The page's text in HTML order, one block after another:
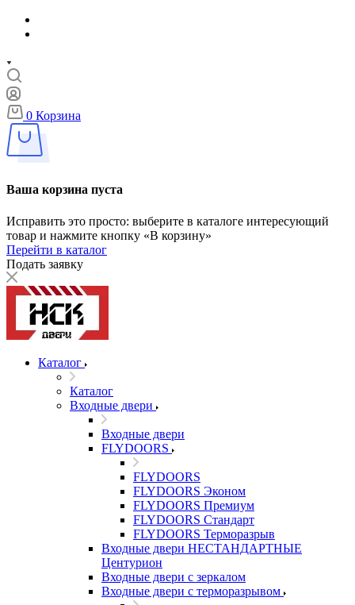
0 Корзина
Ваша корзина пуста
Исправить это просто: выберите в каталоге интересующий
товар и нажмите кнопку «В корзину»
Перейти в каталог
Подать заявку
Каталог
Каталог
Входные двери
Входные двери
FLYDOORS
FLYDOORS
FLYDOORS Эконом
FLYDOORS Премиум
FLYDOORS Стандарт
FLYDOORS Терморазрыв
Входные двери НЕСТАНДАРТНЫЕ
Центурион
Входные двери с зеркалом
Входные двери с терморазрывом